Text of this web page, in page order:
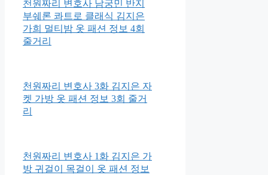
천원짜리 변호사 남궁민 반지
부쉐론 콰트로 클래식 김지은
가희 멀티밤 옷 패션 정보 4회
줄거리
천원짜리 변호사 3화 김지은 자
켓 가방 옷 패션 정보 3회 줄거
리
천원짜리 변호사 1화 김지은 가
방 귀걸이 목걸이 옷 패션 정보